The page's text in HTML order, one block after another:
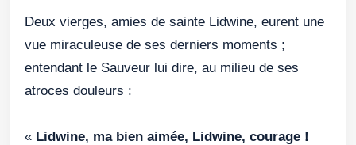
Deux vierges, amies de sainte Lidwine, eurent une
vue miraculeuse de ses derniers moments ;
entendant le Sauveur lui dire, au milieu de ses
atroces douleurs :
« Lidwine, ma bien aimée, Lidwine, courage !